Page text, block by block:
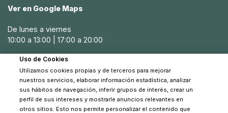
Ver en Google Maps
De lunes a viernes
10:00 a 13:00 | 17:00 a 20:00
Sábados
10:30 a 14:00
Uso de Cookies
Utilizamos cookies propias y de terceros para mejorar
nuestros servicios, elaborar información estadística, analizar
sus hábitos de navegación, inferir grupos de interés, crear un
perfil de sus intereses y mostrarle anuncios relevantes en
otros sitios. Esto nos permite personalizar el contenido que